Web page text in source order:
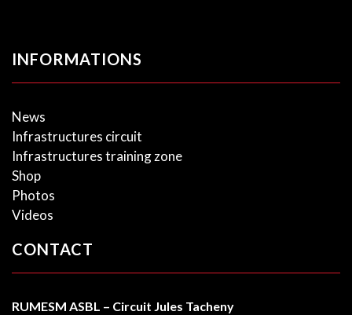
INFORMATIONS
News
Infrastructures circuit
Infrastructures training zone
Shop
Photos
Videos
CONTACT
RUMESM ASBL – Circuit Jules Tacheny